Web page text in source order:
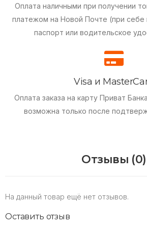
Оплата наличными при получении
платежом на Новой Почте (при
паспорт или водительское
Visa и
Оплата заказа на карту Приват
возможна только после
Отзывы (0)
На данный товар ещё нет отзывов.
Оставить отзыв